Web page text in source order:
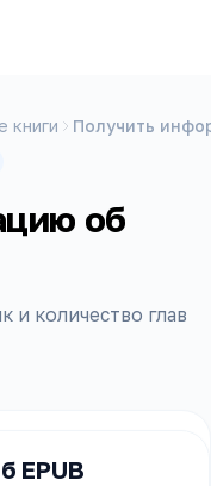
книги Получить
об
и количество глав
EPUB